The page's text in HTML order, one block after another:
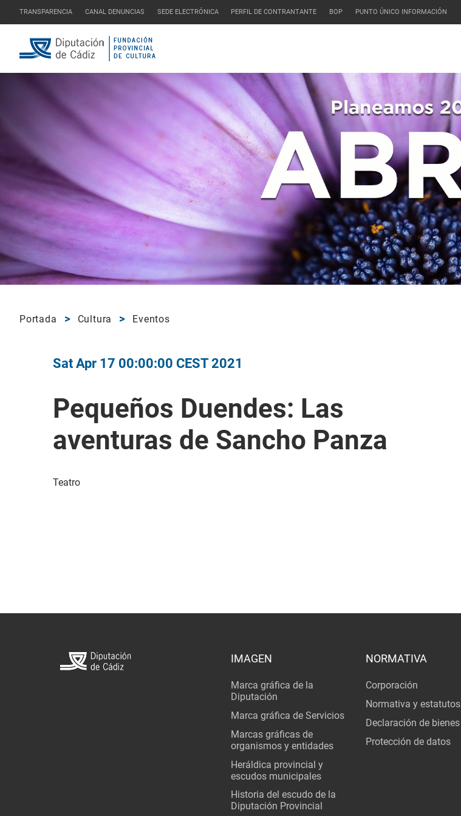
TRANSPARENCIA CANAL DENUNCIAS SEDE ELECTRÓNICA PERFIL DE CONTRANTANTE BOP PUNTO ÚNICO INFORMACIÓN
Portada Cultura Eventos
Sat Apr 17 00:00:00 CEST 2021
Pequeños Duendes: Las
aventuras de Sancho Panza
Teatro
IMAGEN
Marca gráfica de la
Diputación
Marca gráfica de Servicios
Marcas gráficas de
organismos y entidades
Heráldica provincial y
escudos municipales
Historia del escudo de la
Diputación Provincial
NORMATIVA
Corporación
Normativa y estatutos
Declaración de bienes
Protección de datos